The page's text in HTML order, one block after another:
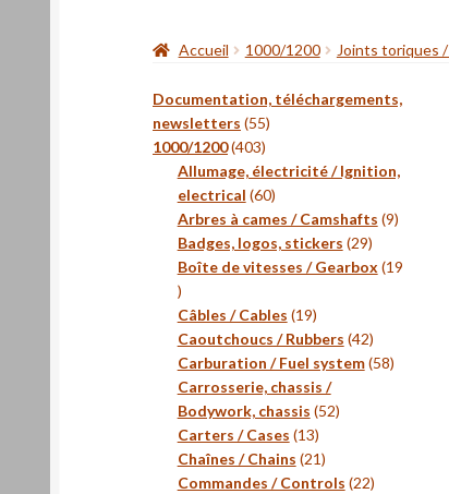
Accueil 1000/1200 Joints toriques
Documentation, téléchargements,
newsletters 5555
1000/1200 403403
produits
Allumage, électricité / Ignition,
electrical 6060
produits
Arbres à cames / Camshafts 99
Badges, logos, stickers 2929
produits
Boîte de vitesses / Gearbox 19
19
produits
Câbles / Cables 1919
produits
Caoutchoucs / Rubbers 4242
produits
Carburation / Fuel system 5858
Carrosserie, chassis /
Bodywork, chassis 5252
Carters / Cases 1313
produits
Chaînes / Chains 2121
produits
Commandes / Controls 2222